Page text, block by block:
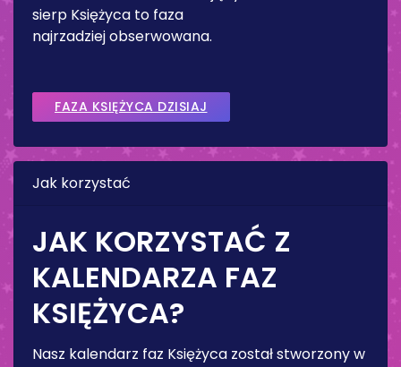
sierp Księżyca to faza
najrzadziej obserwowana.
FAZA KSIĘŻYCA DZISIAJ
Jak korzystać
JAK KORZYSTAĆ Z
KALENDARZA FAZ
KSIĘŻYCA?
Nasz kalendarz faz Księżyca został stworzony w